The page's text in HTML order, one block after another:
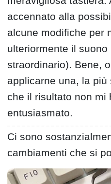
accennato alla
alcune modifiche per
ulteriormente il
straordinario). Bene,
applicarne una, la
che il risultato non mi
entusiasmato.
Ci sono
cambiamenti che si